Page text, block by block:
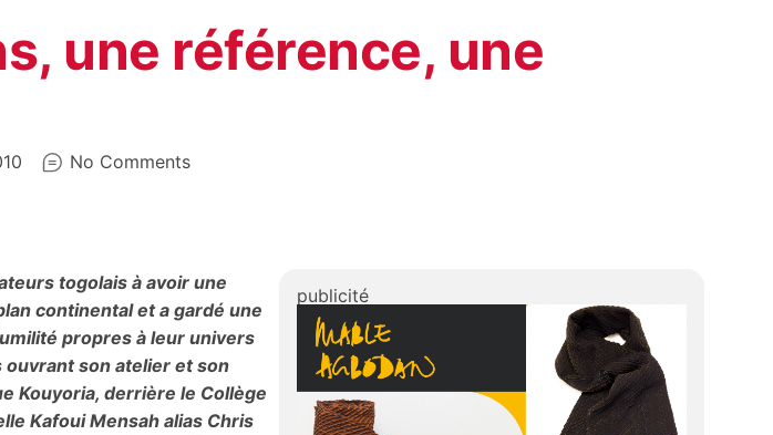
une référence, une
No Comments
togolais à avoir une
continental et a gardé une
propres à leur univers
ouvrant son atelier et son
Kouyoria, derrière le Collège
Kafoui Mensah alias Chris
publicité